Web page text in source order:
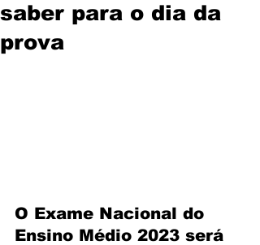
saber para o dia da
prova
O Exame Nacional do
Ensino Médio 2023 será